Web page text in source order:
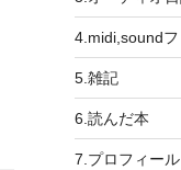
4.midi,sound
5.雑記
6.読んだ本
7.プロフィール